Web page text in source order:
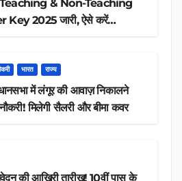
& Non-Teaching
Key 2025 जारी, ऐसे करें
भारत राज्य
में लंगूर की आवाज़ निकालने
वालों को नौकरी! मिलेगी सैलरी और बीमा कवर
की आखिरी तारीख! 10वीं पास के